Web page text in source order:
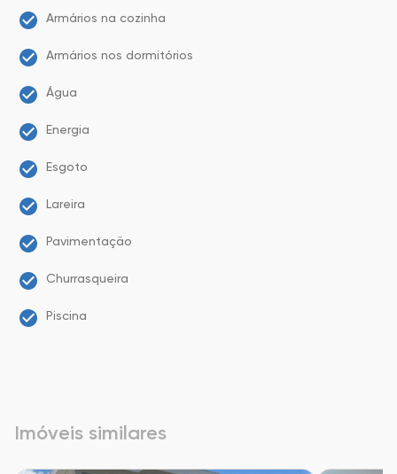
Armários na cozinha
Armários nos dormitórios
Água
Energia
Esgoto
Lareira
Pavimentação
Churrasqueira
Piscina
Imóveis similares